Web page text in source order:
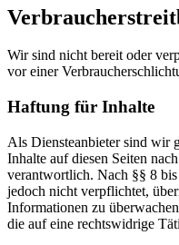
Wir sind nicht bereit oder
vor einer
Haftung für Inhalte
Als Diensteanbieter sind wir
Inhalte auf diesen Seiten
verantwortlich. Nach §§ 8
jedoch nicht verpflichtet,
Informationen zu
die auf eine rechtswidrige